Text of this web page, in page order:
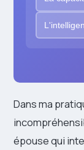
Dans ma
épouse qui